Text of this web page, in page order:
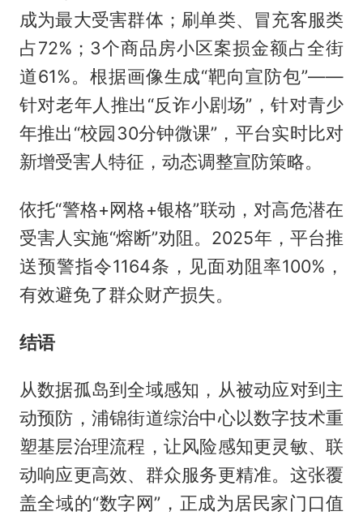
成为最大受害群体；刷单类、冒充客服类
占72%；3个商品房小区案损金额占全街
道61%。根据画像生成“靶向宣防包”——
针对老年人推出“反诈小剧场”，针对青少
年推出“校园30分钟微课”，平台实时比对
新增受害人特征，动态调整宣防策略。
依托“警格+网格+银格”联动，对高危潜在
受害人实施“熔断”劝阻。2025年，平台推
送预警指令1164条，见面劝阻率100%，
有效避免了群众财产损失。
结语
从数据孤岛到全域感知，从被动应对到主
动预防，浦锦街道综治中心以数字技术重
塑基层治理流程，让风险感知更灵敏、联
动响应更高效、群众服务更精准。这张覆
盖全域的“数字网”，正成为居民家门口值